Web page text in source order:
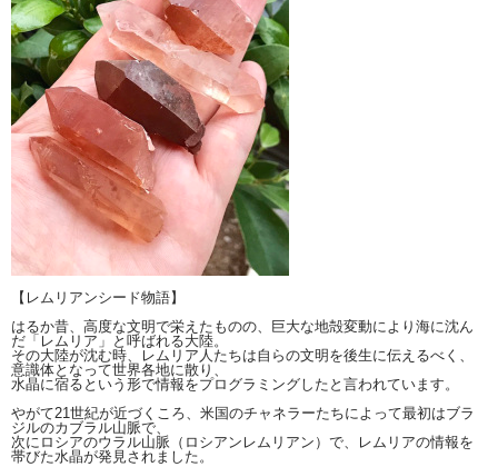
【レムリアンシード物語】
はるか昔、高度な文明で栄えたものの、巨大な地殻変動により海に沈ん
だ「レムリア」と呼ばれる大陸。
その大陸が沈む時、レムリア人たちは自らの文明を後生に伝えるべく、
意識体となって世界各地に散り、
水晶に宿るという形で情報をプログラミングしたと言われています。
やがて21世紀が近づくころ、米国のチャネラーたちによって最初はブラ
ジルのカブラル山脈で、
次にロシアのウラル山脈（ロシアンレムリアン）で、レムリアの情報を
帯びた水晶が発見されました。